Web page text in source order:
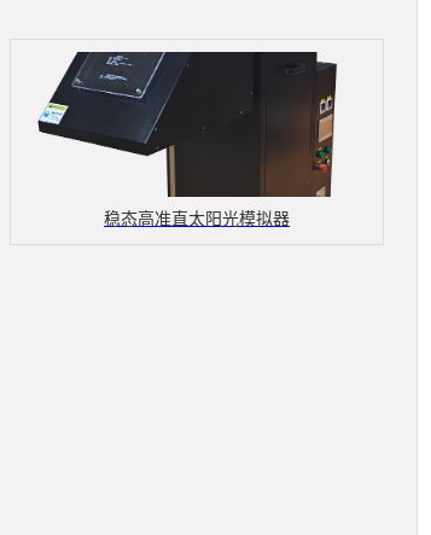
稳态高准直太阳光模拟器